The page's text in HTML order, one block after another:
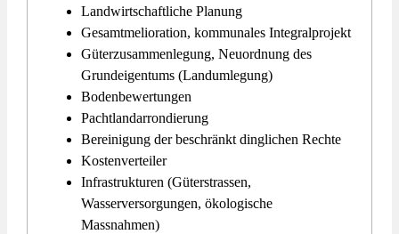
Landwirtschaftliche Planung
Gesamtmelioration, kommunales Integralprojekt
Güterzusammenlegung, Neuordnung des
Grundeigentums (Landumlegung)
Bodenbewertungen
Pachtlandarrondierung
Bereinigung der beschränkt dinglichen Rechte
Kostenverteiler
Infrastrukturen (Güterstrassen,
Wasserversorgungen, ökologische
Massnahmen)